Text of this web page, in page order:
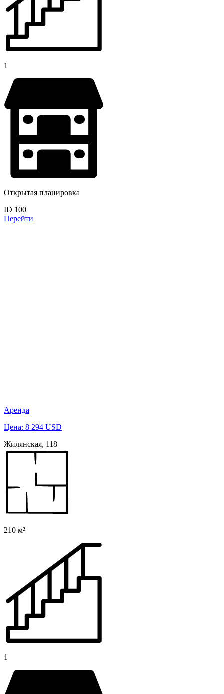
1
Открытая планировка
ID 100
Перейти
Аренда
Цена: 8 294 USD
Жилянская, 118
210 м²
1